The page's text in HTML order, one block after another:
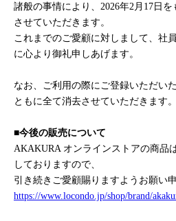
諸般の事情により、2026年2月17日
させていただきます。
これまでのご愛顧に対しまして、社
に心より御礼申しあげます。
なお、ご利用の際にご登録いただい
ともに全て消去させていただきます。
■今後の販売について
AKAKURA オンラインストアの商品
しておりますので、
引き続きご愛顧賜りますようお願い
https://www.locondo.jp/shop/brand/